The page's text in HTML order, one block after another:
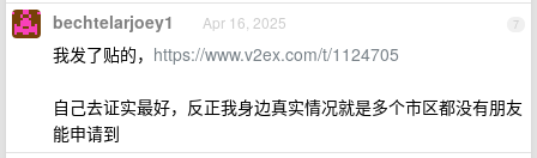
7
bechtelarjoey1 Apr 16, 2025
我发了贴的， https://www.v2ex.com/t/1124705
自己去证实最好，反正我身边真实情况就是多个市区都没有朋友
能申请到